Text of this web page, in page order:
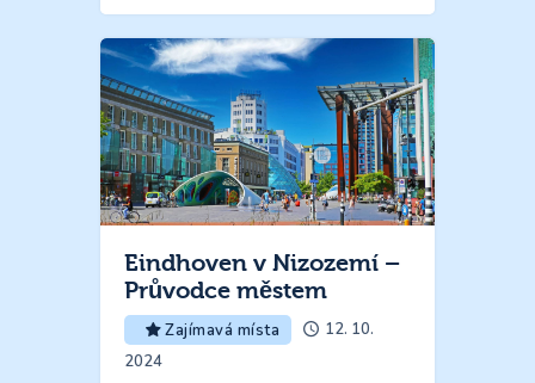
Eindhoven v Nizozemí –
Průvodce městem
Zajímavá místa
12. 10.
2024